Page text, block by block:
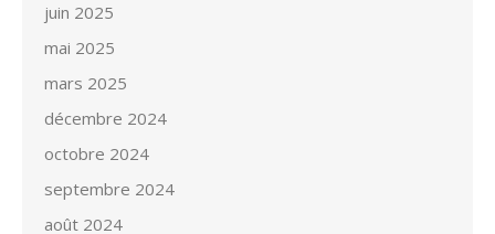
juin 2025
mai 2025
mars 2025
décembre 2024
octobre 2024
septembre 2024
août 2024